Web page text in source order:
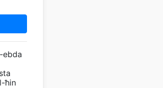
ħin